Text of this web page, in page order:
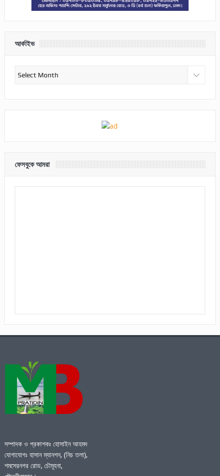
আর্কাইভ
ফেসবুকে আমরা
সম্পাদক ও প্রকাশকঃ হোসাইন আহমদ
যোগাযোগঃ হাসান ম্যানশন, (নিচ তলা),
শমসেরনগর রোড, চৌমূহনা,